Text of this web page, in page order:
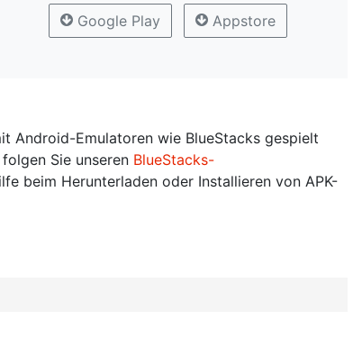
Google Play Appstore
Android-Emulatoren wie BlueStacks gespielt
Sie unseren BlueStacks-
beim Herunterladen oder Installieren von APK-